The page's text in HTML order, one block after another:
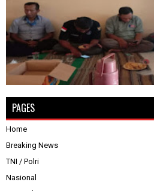
PAGES
Home
Breaking News
TNI / Polri
Nasional